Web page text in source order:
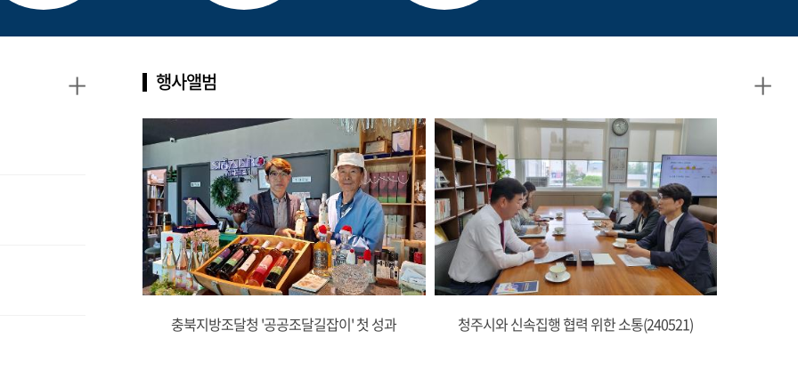
+ 행사앨범
충북지방조달청 '공공조달길잡이' 첫 성과 청주시와 신속집행 협력 위한 소통(240521)
+